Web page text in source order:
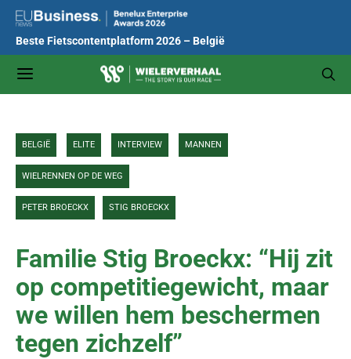
Beste Fietscontentplatform 2026 – België
BELGIË ELITE INTERVIEW MANNEN
WIELRENNEN OP DE WEG
PETER BROECKX STIG BROECKX
Familie Stig Broeckx: “Hij zit
op competitiegewicht, maar
we willen hem beschermen
tegen zichzelf”